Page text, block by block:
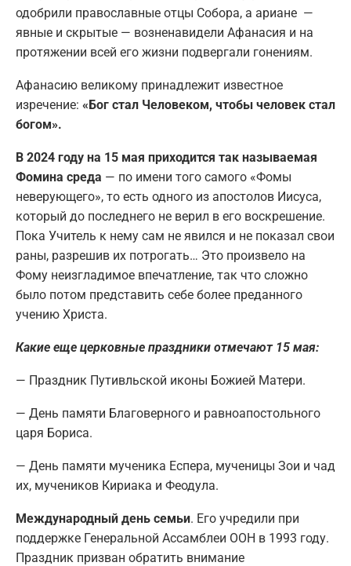
одобрили православные отцы Собора, а ариане —
явные и скрытые — возненавидели Афанасия и на
протяжении всей его жизни подвергали гонениям.
Афанасию великому принадлежит известное
изречение: «Бог стал Человеком, чтобы человек стал
богом».
В 2024 году на 15 мая приходится так называемая
Фомина среда — по имени того самого «Фомы
неверующего», то есть одного из апостолов Иисуса,
который до последнего не верил в его воскрешение.
Пока Учитель к нему сам не явился и не показал свои
раны, разрешив их потрогать… Это произвело на
Фому неизгладимое впечатление, так что сложно
было потом представить себе более преданного
учению Христа.
Какие еще церковные праздники отмечают 15 мая:
— Праздник Путивльской иконы Божией Матери.
— День памяти Благоверного и равноапостольного
царя Бориса.
— День памяти мученика Еспера, мученицы Зои и чад
их, мучеников Кириака и Феодула.
Международный день семьи. Его учредили при
поддержке Генеральной Ассамблеи ООН в 1993 году.
Праздник призван обратить внимание